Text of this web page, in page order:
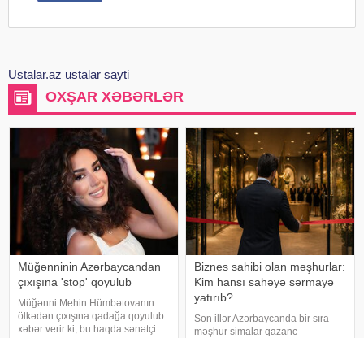
Ustalar.az ustalar sayti
OXŞAR XƏBƏRLƏR
Müğənninin Azərbaycandan
çıxışına 'stop' qoyulub
Müğənni Mehin Hümbətovanın
ölkədən çıxışına qadağa qoyulub.
xəbər verir ki, bu haqda sənətçi
Biznes sahibi olan məşhurlar:
Kim hansı sahəyə sərmayə
yatırıb?
Son illər Azərbaycanda bir sıra
məşhur simalar qazanc